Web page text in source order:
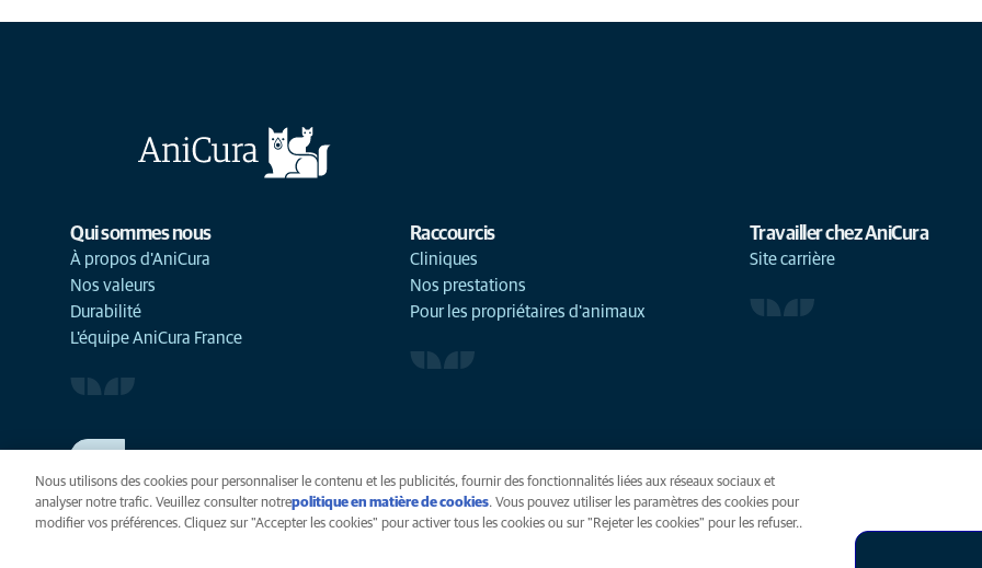
Qui sommes nous
À propos d'AniCura
Nos valeurs
Durabilité
L'équipe AniCura France
Raccourcis
Cliniques
Nos prestations
Pour les propriétaires d'animaux
Travailler chez AniCura
Site carrière
Voir nos offres d'emploi
AniCura est
Nous utilisons des cookies pour personnaliser le contenu et les publicités, fournir des fonctionnalités liées aux réseaux sociaux et
analyser notre trafic. Veuillez consulter notrepolitique en matière de cookies(opens in a new tab)
. Vous pouvez utiliser les paramètres des cookies pour
modifier vos préférences. Cliquez sur "Accepter les cookies" pour activer tous les cookies ou sur "Rejeter les cookies" pour les refuser..